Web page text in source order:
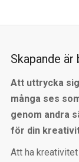
Skapande är
Att uttrycka
många ses
genom andra
för din
Att ha